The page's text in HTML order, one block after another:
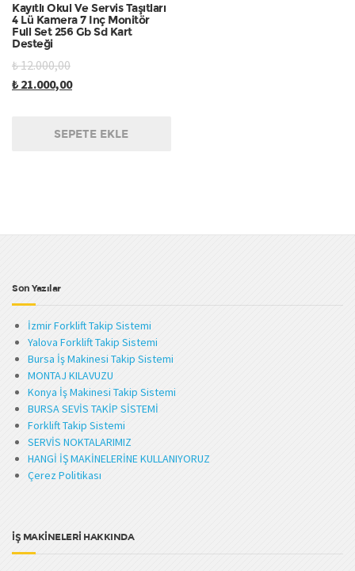
Kayıtlı Okul Ve Servis Taşıtları
4 Lü Kamera 7 Inç Monitör
Full Set 256 Gb Sd Kart
Desteği
₺12.000,00
₺ 21.000,00
SEPETE EKLE
Son Yazılar
İzmir Forklift Takip Sistemi
Yalova Forklift Takip Sistemi
Bursa İş Makinesi Takip Sistemi
MONTAJ KILAVUZU
Konya İş Makinesi Takip Sistemi
BURSA SEVİS TAKİP SİSTEMİ
Forklift Takip Sistemi
SERVİS NOKTALARIMIZ
HANGİ İŞ MAKİNELERİNE KULLANIYORUZ
Çerez Politikası
İŞ MAKİNELERİ HAKKINDA